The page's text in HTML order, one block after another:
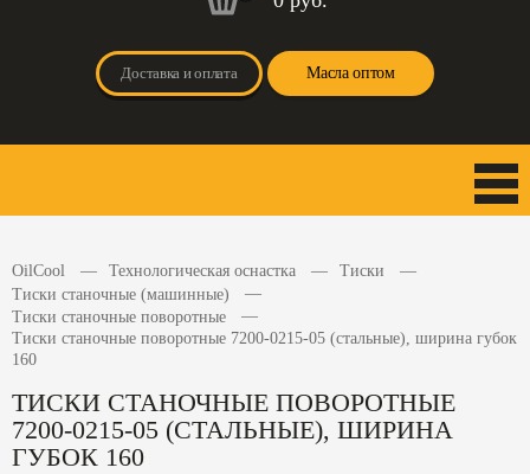
Доставка и оплата Масла оптом
OilCool Технологическая оснастка
Тиски
Тиски станочные (машинные)
Тиски станочные поворотные
Тиски станочные поворотные 7200-0215-05 (стальные), ширина губок
160
ТИСКИ СТАНОЧНЫЕ ПОВОРОТНЫЕ
7200-0215-05 (СТАЛЬНЫЕ), ШИРИНА
ГУБОК 160